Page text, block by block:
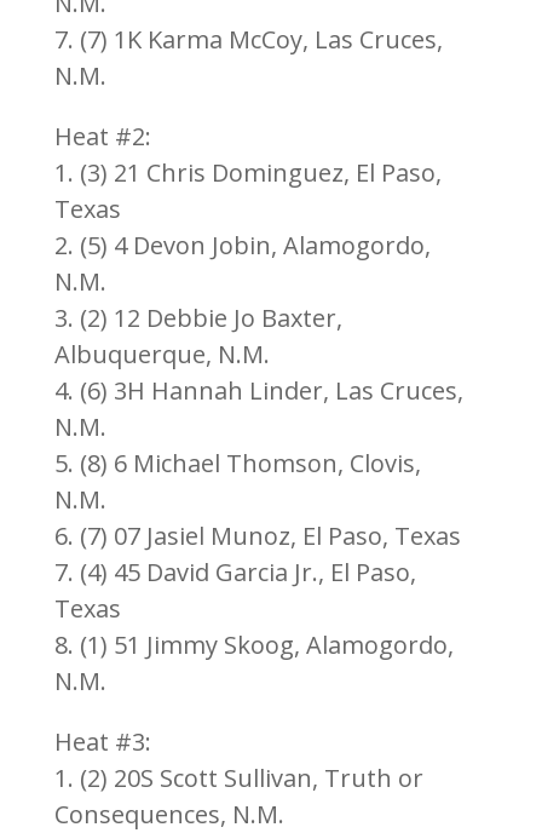
7. (7) 1K Karma McCoy, Las Cruces,
N.M.
Heat #2:
1. (3) 21 Chris Dominguez, El Paso,
Texas
2. (5) 4 Devon Jobin, Alamogordo,
N.M.
3. (2) 12 Debbie Jo Baxter,
Albuquerque, N.M.
4. (6) 3H Hannah Linder, Las Cruces,
N.M.
5. (8) 6 Michael Thomson, Clovis,
N.M.
6. (7) 07 Jasiel Munoz, El Paso, Texas
7. (4) 45 David Garcia Jr., El Paso,
Texas
8. (1) 51 Jimmy Skoog, Alamogordo,
N.M.
Heat #3:
1. (2) 20S Scott Sullivan, Truth or
Consequences, N.M.